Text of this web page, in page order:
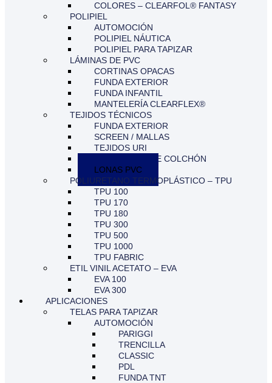
COLORES – CLEARFOL® FANTASY
POLIPIEL
AUTOMOCIÓN
POLIPIEL NÁUTICA
POLIPIEL PARA TAPIZAR
LÁMINAS DE PVC
CORTINAS OPACAS
FUNDA EXTERIOR
FUNDA INFANTIL
MANTELERÍA CLEARFLEX®
TEJIDOS TÉCNICOS
FUNDA EXTERIOR
SCREEN / MALLAS
TEJIDOS URI
PROTECTOR DE COLCHÓN
LONAS PVC
POLIURETANO TERMOPLÁSTICO – TPU
TPU 100
TPU 170
TPU 180
TPU 300
TPU 500
TPU 1000
TPU FABRIC
ETIL VINIL ACETATO – EVA
EVA 100
EVA 300
APLICACIONES
TELAS PARA TAPIZAR
AUTOMOCIÓN
PARIGGI
TRENCILLA
CLASSIC
PDL
FUNDA TNT